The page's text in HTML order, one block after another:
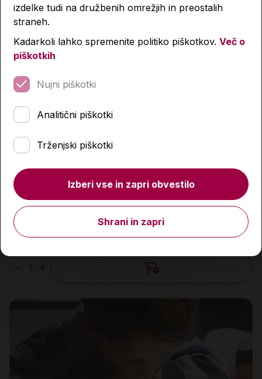
BOY
11,00 €
Količina
izdelke tudi na družbenih omrežjih in preostalih
straneh.
Kadarkoli lahko spremenite politiko piškotkov. Več o
piškotkih
Nujni piškotki
Analitični piškotki
Trženjski piškotki
Izberi vse in zapri obvestilo
Shrani in zapri